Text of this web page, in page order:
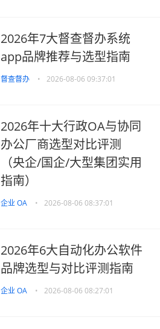
2026年7大督查督办系统
app品牌推荐与选型指南
督查督办 • 2026-08-06 09:37:01
2026年十大行政OA与协同
办公厂商选型对比评测
（央企/国企/大型集团实用
指南）
企业 OA • 2026-08-06 08:37:01
2026年6大自动化办公软件
品牌选型与对比评测指南
企业 OA • 2026-08-06 08:27:01